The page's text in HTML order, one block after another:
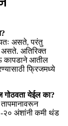
असते, परंतु
असते. अतिरिक्त
कापडाने आतील
फ्रिजमध्ये
गोठवता येईल का?
२० अंशांनी कमी थंड